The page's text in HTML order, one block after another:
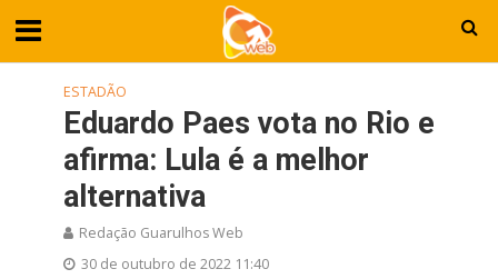
ESTADÃO
Eduardo Paes vota no Rio e
afirma: Lula é a melhor
alternativa
Redação Guarulhos Web
30 de outubro de 2022 11:40